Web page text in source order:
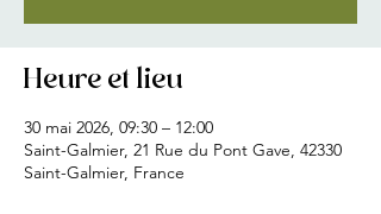
Heure et lieu
30 mai 2026, 09:30 – 12:00
Saint-Galmier, 21 Rue du Pont Gave, 42330
Saint-Galmier, France